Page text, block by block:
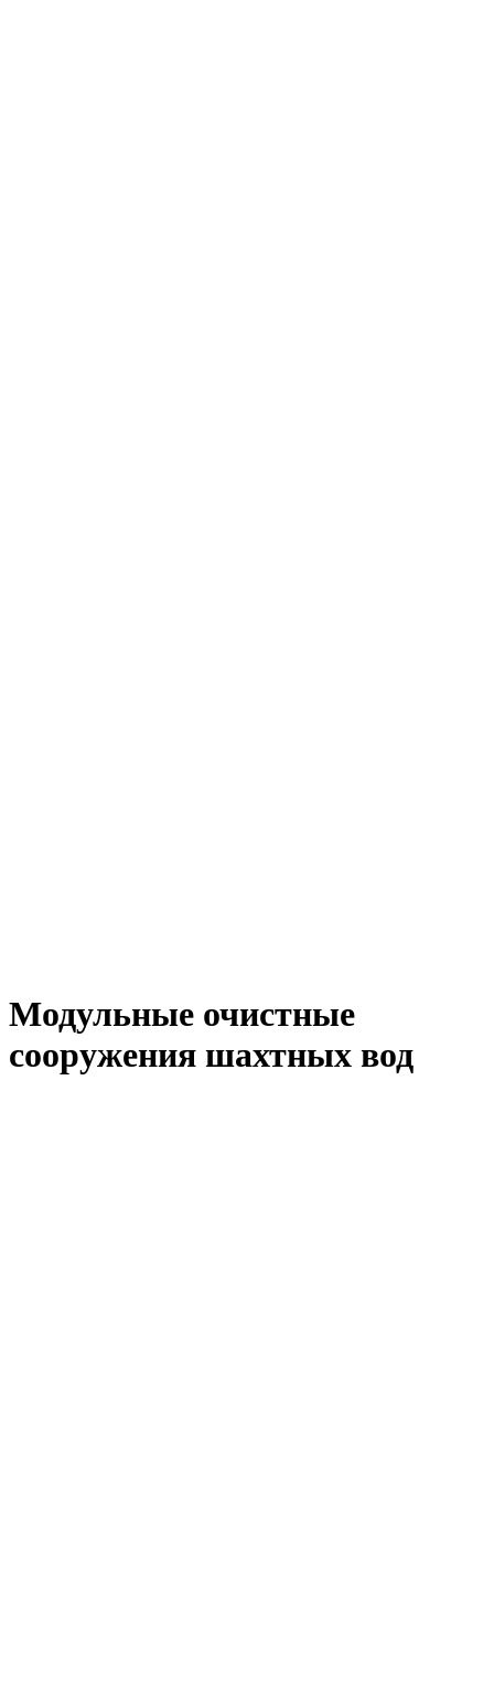
Модульные очистные
сооружения шахтных вод